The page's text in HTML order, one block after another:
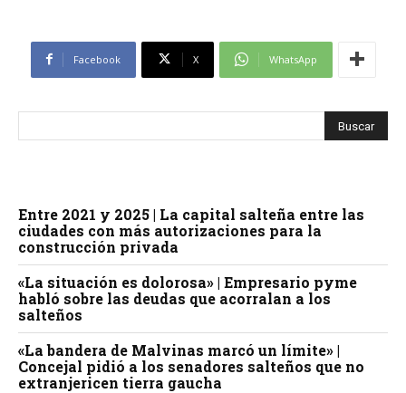
Facebook X WhatsApp
Entre 2021 y 2025 | La capital salteña entre las
ciudades con más autorizaciones para la
construcción privada
«La situación es dolorosa» | Empresario pyme
habló sobre las deudas que acorralan a los
salteños
«La bandera de Malvinas marcó un límite» |
Concejal pidió a los senadores salteños que no
extranjericen tierra gaucha